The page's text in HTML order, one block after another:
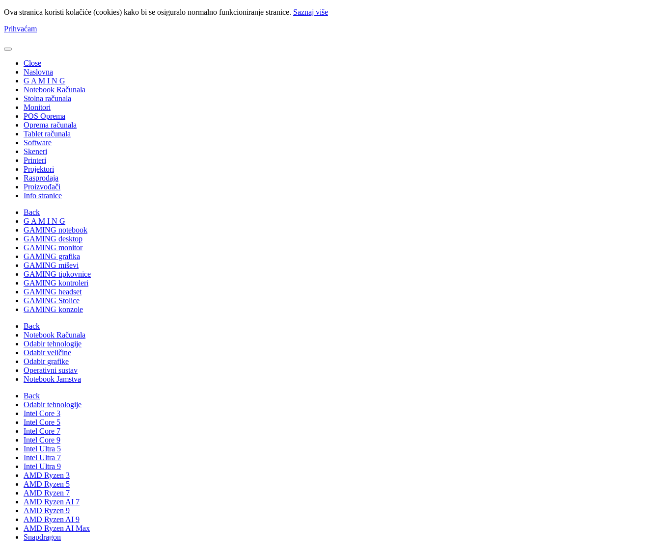
Ova stranica koristi kolačiće (cookies) kako bi se osiguralo normalno funkcioniranje stranice. Saznaj više
Prihvaćam
Close
Naslovna
G A M I N G
Notebook Računala
Stolna računala
Monitori
POS Oprema
Oprema računala
Tablet računala
Software
Skeneri
Printeri
Projektori
Rasprodaja
Proizvođači
Info stranice
Back
G A M I N G
GAMING notebook
GAMING desktop
GAMING monitor
GAMING grafika
GAMING miševi
GAMING tipkovnice
GAMING kontroleri
GAMING headset
GAMING Stolice
GAMING konzole
Back
Notebook Računala
Odabir tehnologije
Odabir veličine
Odabir grafike
Operativni sustav
Notebook Jamstva
Back
Odabir tehnologije
Intel Core 3
Intel Core 5
Intel Core 7
Intel Core 9
Intel Ultra 5
Intel Ultra 7
Intel Ultra 9
AMD Ryzen 3
AMD Ryzen 5
AMD Ryzen 7
AMD Ryzen AI 7
AMD Ryzen 9
AMD Ryzen AI 9
AMD Ryzen AI Max
Snapdragon